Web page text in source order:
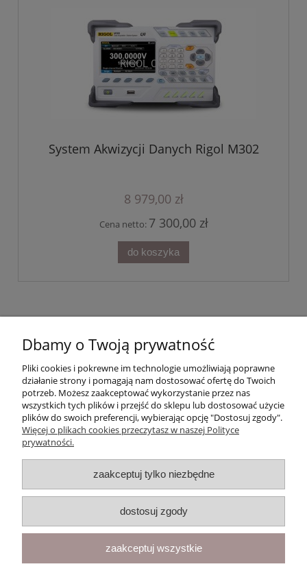
System Akwizycji Danych Rigol M302
8 979,00 zł
Cena netto: 7 300,00 zł
do koszyka
Moje konto
Gwarancja i zwroty
O firmie
Dbamy o Twoją prywatność
Pliki cookies i pokrewne im technologie umożliwiają poprawne
działanie strony i pomagają nam dostosować ofertę do Twoich
potrzeb. Możesz zaakceptować wykorzystanie przez nas
wszystkich tych plików i przejść do sklepu lub dostosować użycie
plików do swoich preferencji, wybierając opcję "Dostosuj zgody".
Więcej o plikach cookies przeczytasz w naszej Polityce
prywatności.
zaakceptuj tylko niezbędne
dostosuj zgody
zaakceptuj wszystkie